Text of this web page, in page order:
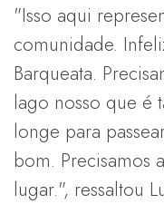
"Isso aqui
comunidade.
Barqueata.
lago nosso que é
longe para
bom. Precisamos
lugar.", ressaltou